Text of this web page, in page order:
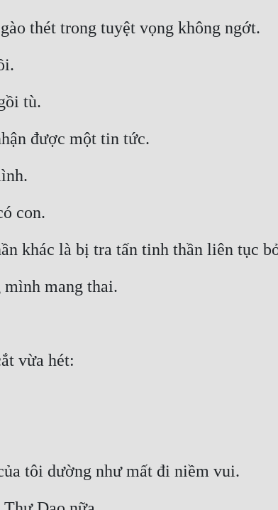
thét trong tuyệt vọng không ngớt.
tù.
được một tin tức.
con.
khác là bị tra tấn tinh thần liên tục
mình mang thai.
vừa hét:
tôi dường như mất đi niềm vui.